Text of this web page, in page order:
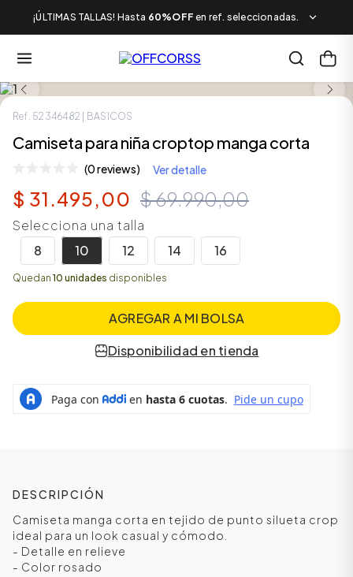
¡ÚLTIMAS TALLAS! Hasta 60%OFF en ref. seleccionadas.
Ref. 52346482 | BASICOS
Camiseta para niña croptop manga corta
(0 reviews) Ver detalle
$ 31 .495,00 $69.990,00
Selecciona una talla
8
10 12 14 16
Quedan 10 unidades disponibles
AGREGAR A MI BOLSA
Disponibilidad en tienda
DESCRIPCIÓN
Camiseta manga corta en tejido de punto silueta crop
ideal para un look casual y cómodo.
- Detalle en relieve
- Color rosado